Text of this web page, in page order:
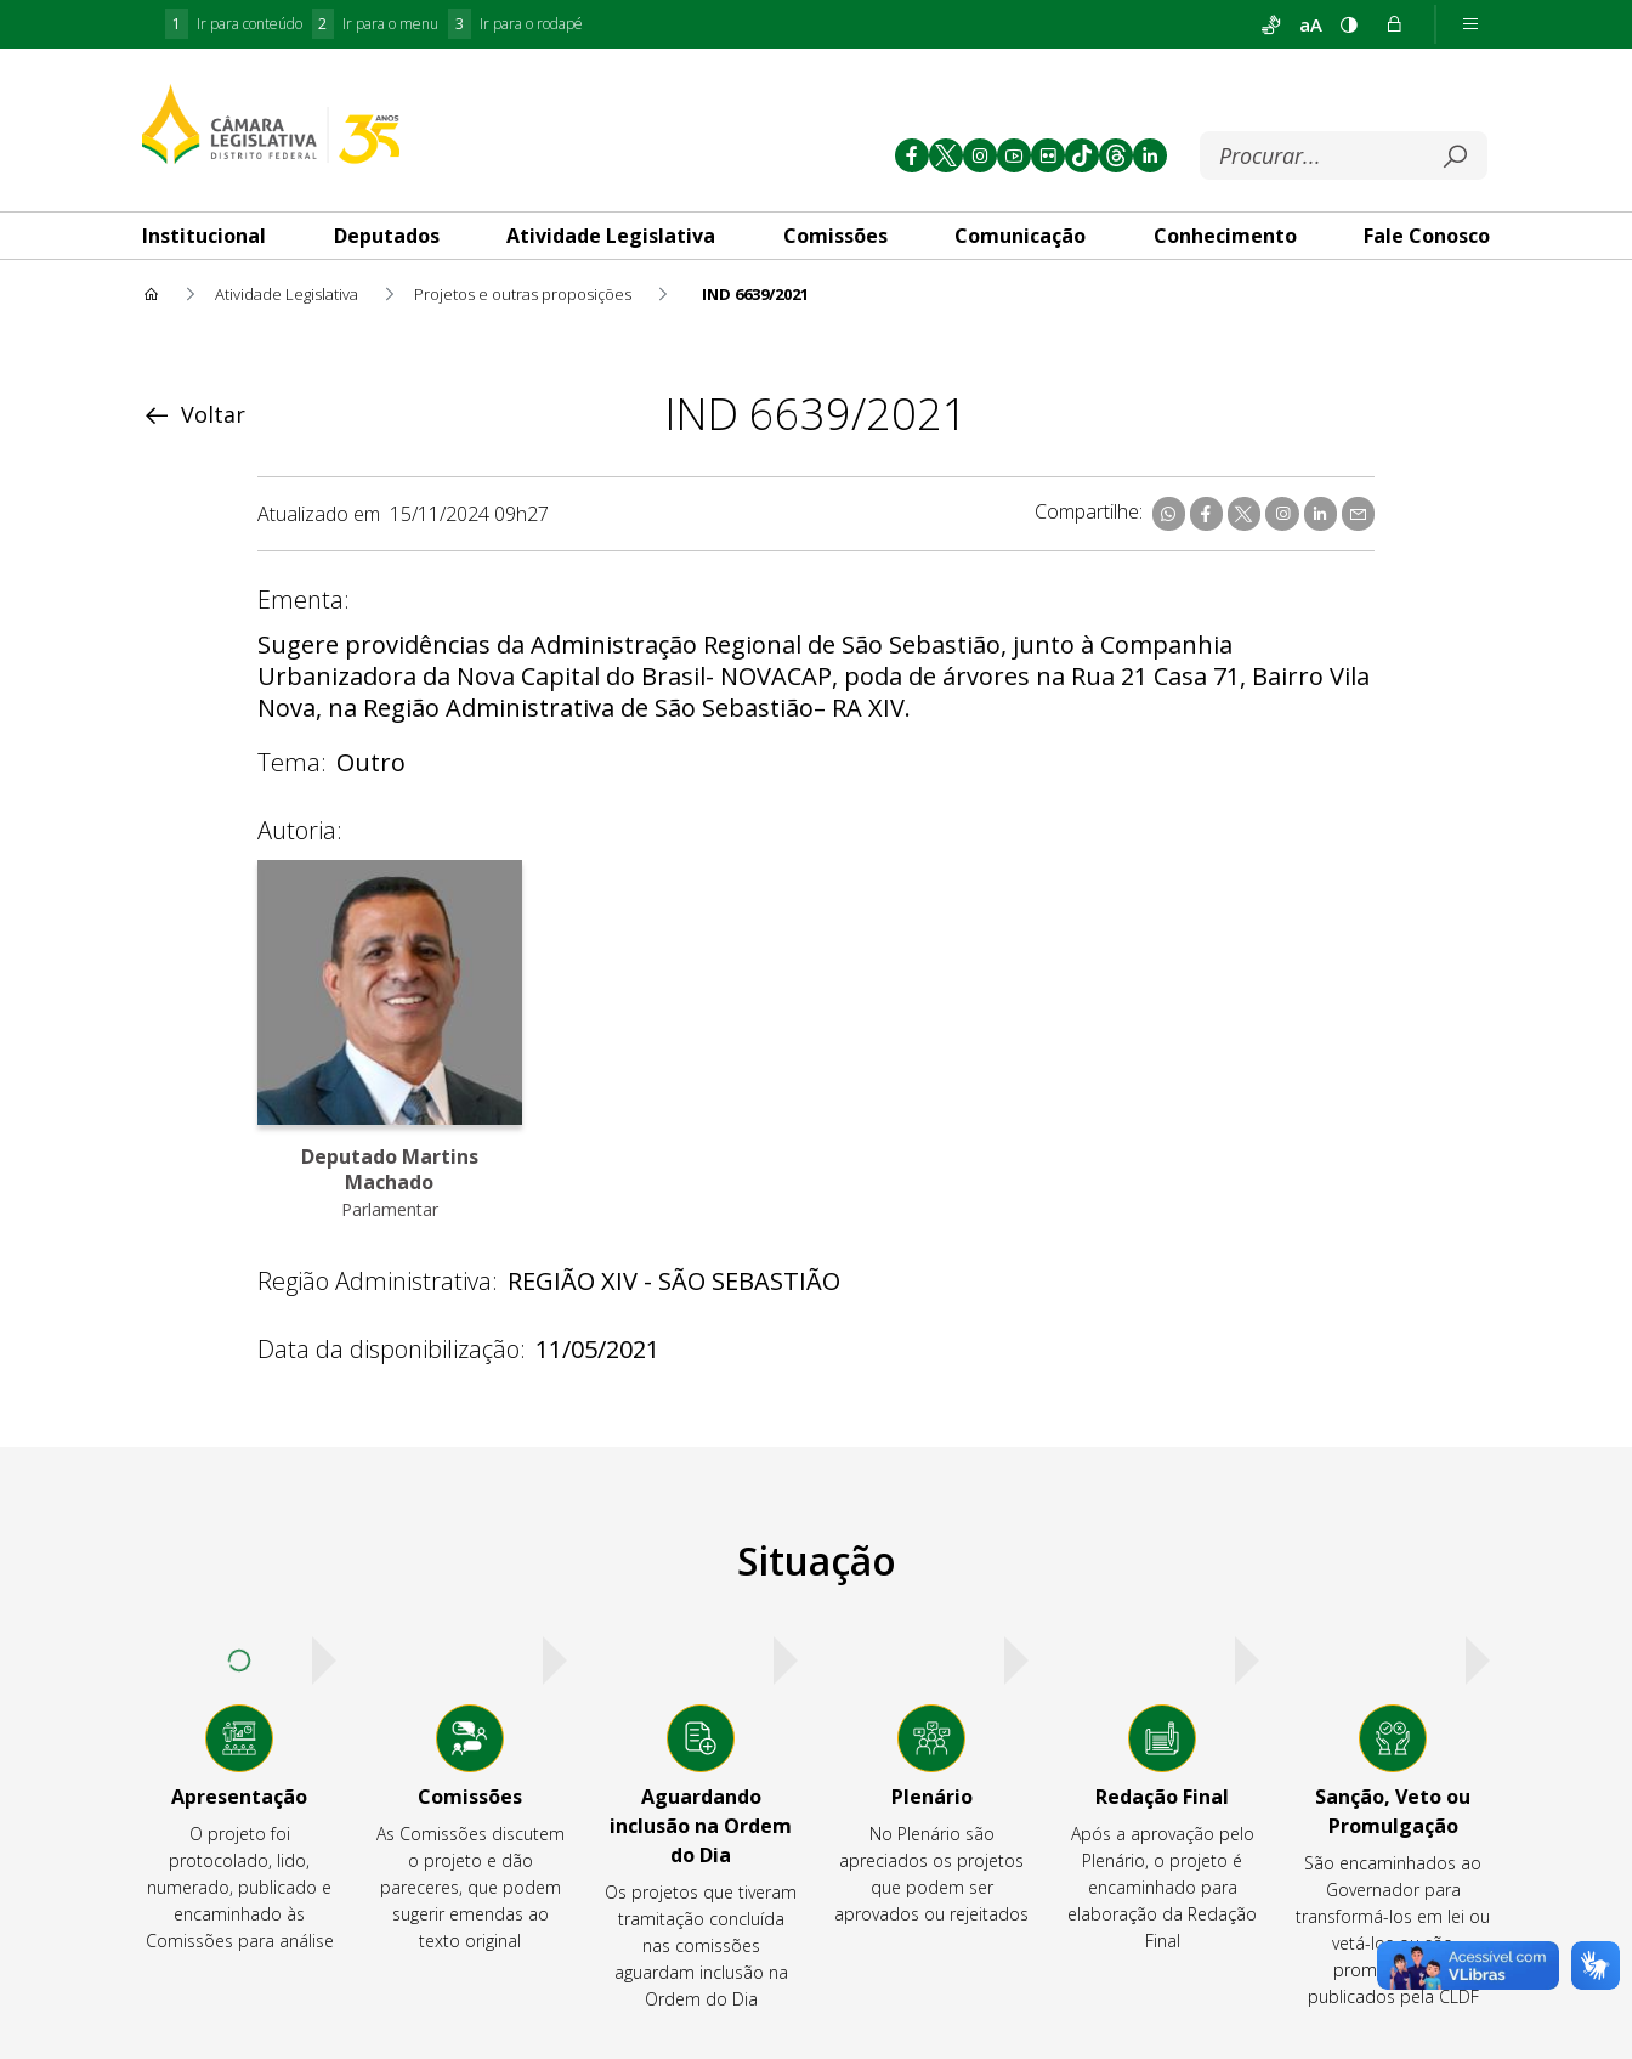
1 Ir para conteúdo 2 Ir para o menu 3 Ir para o rodapé aA
Institucional Deputados Atividade Legislativa Comissões Comunicação Conhecimento Fale Conosco
Atividade Legislativa Projetos e outras proposições IND 6639/2021
IND 6639/2021
Voltar
Atualizado em 15/11/2024 09h27 Compartilhe:
Ementa:
Sugere providências da Administração Regional de São Sebastião, junto à Companhia
Urbanizadora da Nova Capital do Brasil- NOVACAP, poda de árvores na Rua 21 Casa 71, Bairro Vila
Nova, na Região Administrativa de São Sebastião– RA XIV.
Tema: Outro
Autoria:
Deputado Martins
Machado
Parlamentar
Região Administrativa: REGIÃO XIV - SÃO SEBASTIÃO
Data da disponibilização: 11/05/2021
Situação
Apresentação
O projeto foi
protocolado, lido,
numerado, publicado e
encaminhado às
Comissões para análise
Comissões
As Comissões discutem
o projeto e dão
pareceres, que podem
sugerir emendas ao
texto original
Aguardando
inclusão na Ordem
do Dia
Os projetos que tiveram
tramitação concluída
nas comissões
aguardam inclusão na
Ordem do Dia
Plenário
No Plenário são
apreciados os projetos
que podem ser
aprovados ou rejeitados
Redação Final
Após a aprovação pelo
Plenário, o projeto é
encaminhado para
elaboração da Redação
Final
Sanção, Veto ou
Promulgação
São encaminhados ao
Governador para
transformá-los em lei ou
vetá-los ou são
promulgados e
publicados pela CLDF